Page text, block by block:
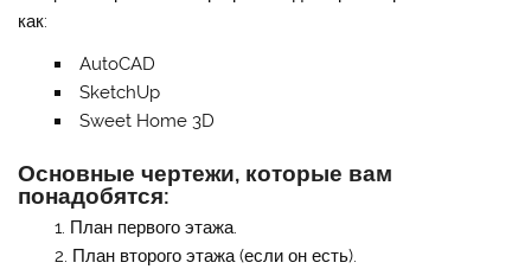
как:
AutoCAD
SketchUp
Sweet Home 3D
Основные чертежи, которые вам
понадобятся:
План первого этажа.
План второго этажа (если он есть).